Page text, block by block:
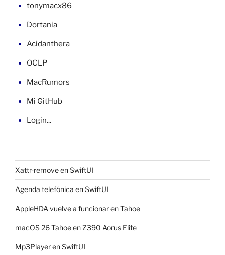
tonymacx86
Dortania
Acidanthera
OCLP
MacRumors
Mi GitHub
Login...
Xattr-remove en SwiftUI
Agenda telefónica en SwiftUI
AppleHDA vuelve a funcionar en Tahoe
macOS 26 Tahoe en Z390 Aorus Elite
Mp3Player en SwiftUI